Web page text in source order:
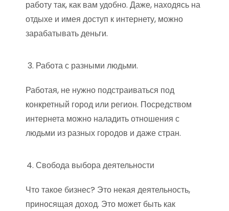
работу так, как вам удобно. Даже, находясь на
отдыхе и имея доступ к интернету, можно
зарабатывать деньги.
Работа с разными людьми.
Работая, не нужно подстраиваться под
конкретный город или регион. Посредством
интернета можно наладить отношения с
людьми из разных городов и даже стран.
Свобода выбора деятельности
Что такое бизнес? Это некая деятельность,
приносящая доход. Это может быть как